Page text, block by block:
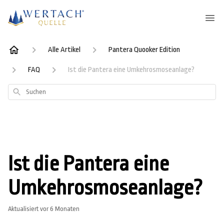
Alle Artikel Pantera Quooker Edition
FAQ Ist die Pantera eine Umkehrosmoseanlage?
Suchen
Ist die Pantera eine
Umkehrosmoseanlage?
Aktualisiert vor 6 Monaten